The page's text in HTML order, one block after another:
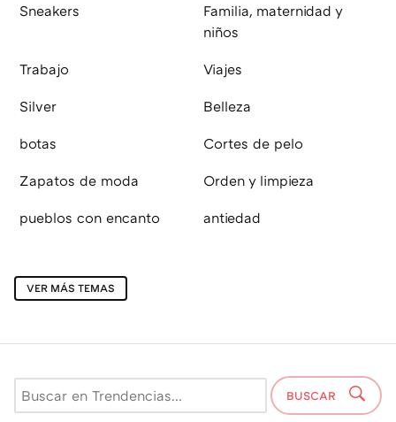
Sneakers
Familia, maternidad y
niños
Trabajo Viajes
Silver Belleza
botas Cortes de pelo
Zapatos de moda Orden y limpieza
pueblos con encanto antiedad
VER MÁS TEMAS
BUSCAR